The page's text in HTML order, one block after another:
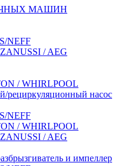
МАШИН
NEFF
/ AEG
/ WHIRLPOOL
рециркуляционный насос
NEFF
/ WHIRLPOOL
/ AEG
и импеллер